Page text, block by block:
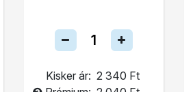
Kisker ár: 2 340 Ft